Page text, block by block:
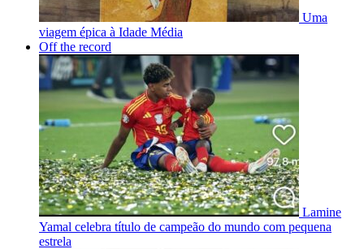
Uma
viagem épica à Idade Média
Off the record
Lamine
Yamal celebra título de campeão do mundo com pequena
estrela